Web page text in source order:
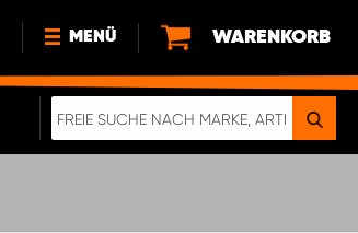
MENÜ
NEWS
WARENKORB